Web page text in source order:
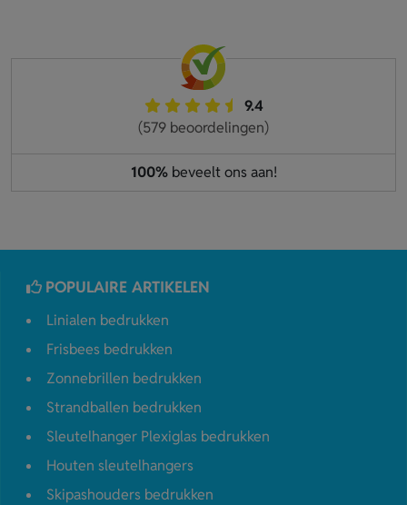
9.4
(579 beoordelingen)
100%beveelt ons aan!
POPULAIRE ARTIKELEN
Linialen bedrukken
Frisbees bedrukken
Zonnebrillen bedrukken
Strandballen bedrukken
Sleutelhanger Plexiglas bedrukken
Houten sleutelhangers
Skipashouders bedrukken